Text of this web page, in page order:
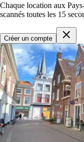
Chaque location aux
scannés toutes les 15
Créer un compte